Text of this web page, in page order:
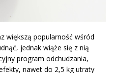
większą popularność wśród
jednak wiąże się z nią
program odchudzania,
nawet do 2,5 kg utraty